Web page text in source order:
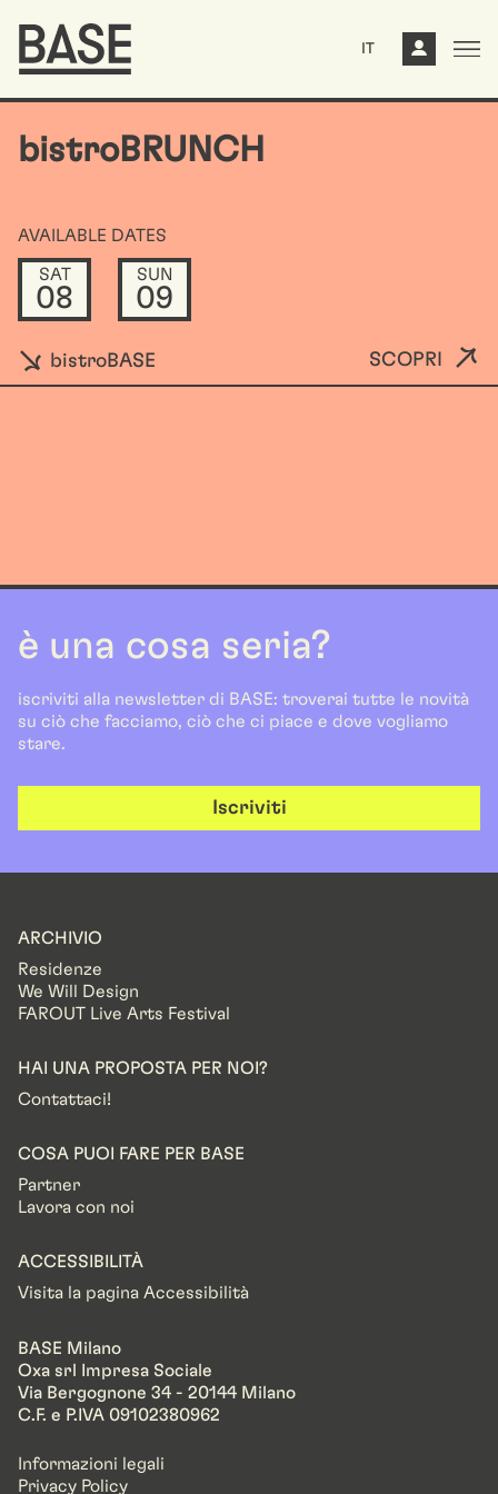
IT
bistroBRUNCH
AVAILABLE DATES
SAT
08
SUN
09
bistroBASE SCOPRI
è una cosa seria?
iscriviti alla newsletter di BASE: troverai tutte le novità
su ciò che facciamo, ciò che ci piace e dove vogliamo
stare.
Iscriviti
ARCHIVIO
Residenze
We Will Design
FAROUT Live Arts Festival
HAI UNA PROPOSTA PER NOI?
Contattaci!
COSA PUOI FARE PER BASE
Partner
Lavora con noi
ACCESSIBILITÀ
Visita la pagina Accessibilità
BASE Milano
Oxa srl Impresa Sociale
Via Bergognone 34 - 20144 Milano
C.F. e P.IVA 09102380962
Informazioni legali
Privacy Policy